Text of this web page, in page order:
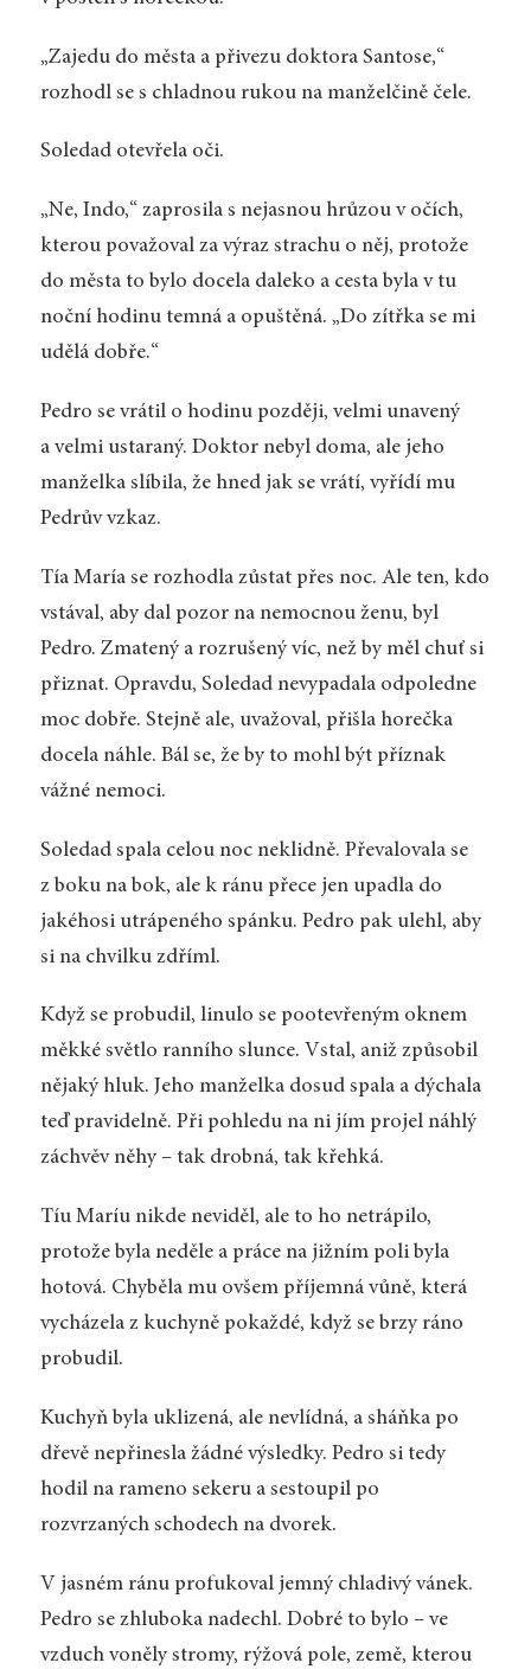
„Zajedu do města a přivezu doktora Santose,“
rozhodl se s chladnou rukou na manželčině čele.
Soledad otevřela oči.
„Ne, Indo,“ zaprosila s nejasnou hrůzou v očích,
kterou považoval za výraz strachu o něj, protože
do města to bylo docela daleko a cesta byla v tu
noční hodinu temná a opuštěná. „Do zítřka se mi
udělá dobře.“
Pedro se vrátil o hodinu později, velmi unavený
a velmi ustaraný. Doktor nebyl doma, ale jeho
manželka slíbila, že hned jak se vrátí, vyřídí mu
Pedrův vzkaz.
Tía María se rozhodla zůstat přes noc. Ale ten, kdo
vstával, aby dal pozor na nemocnou ženu, byl
Pedro. Zmatený a rozrušený víc, než by měl chuť si
přiznat. Opravdu, Soledad nevypadala odpoledne
moc dobře. Stejně ale, uvažoval, přišla horečka
docela náhle. Bál se, že by to mohl být příznak
vážné nemoci.
Soledad spala celou noc neklidně. Převalovala se
z boku na bok, ale k ránu přece jen upadla do
jakéhosi utrápeného spánku. Pedro pak ulehl, aby
si na chvilku zdříml.
Když se probudil, linulo se pootevřeným oknem
měkké světlo ranního slunce. Vstal, aniž způsobil
nějaký hluk. Jeho manželka dosud spala a dýchala
teď pravidelně. Při pohledu na ni jím projel náhlý
záchvěv něhy – tak drobná, tak křehká.
Tíu Maríu nikde neviděl, ale to ho netrápilo,
protože byla neděle a práce na jižním poli byla
hotová. Chyběla mu ovšem příjemná vůně, která
vycházela z kuchyně pokaždé, když se brzy ráno
probudil.
Kuchyň byla uklizená, ale nevlídná, a sháňka po
dřevě nepřinesla žádné výsledky. Pedro si tedy
hodil na rameno sekeru a sestoupil po
rozvrzaných schodech na dvorek.
V jasném ránu profukoval jemný chladivý vánek.
Pedro se zhluboka nadechl. Dobré to bylo – ve
vzduch voněly stromy, rýžová pole, země, kterou